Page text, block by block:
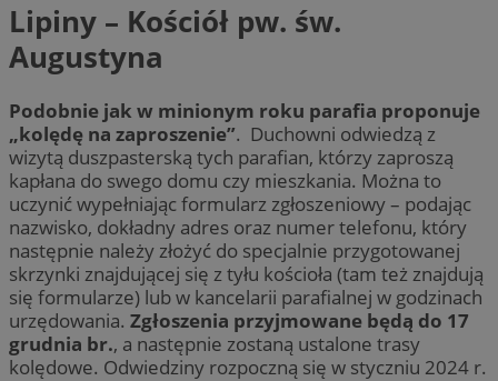
Lipiny – Kościół pw. św.
Augustyna
Podobnie jak w minionym roku parafia proponuje
„kolędę na zaproszenie”. Duchowni odwiedzą z
wizytą duszpasterską tych parafian, którzy zaproszą
kapłana do swego domu czy mieszkania. Można to
uczynić wypełniając formularz zgłoszeniowy – podając
nazwisko, dokładny adres oraz numer telefonu, który
następnie należy złożyć do specjalnie przygotowanej
skrzynki znajdującej się z tyłu kościoła (tam też znajdują
się formularze) lub w kancelarii parafialnej w godzinach
urzędowania. Zgłoszenia przyjmowane będą do 17
grudnia br., a następnie zostaną ustalone trasy
kolędowe. Odwiedziny rozpoczną się w styczniu 2024 r.